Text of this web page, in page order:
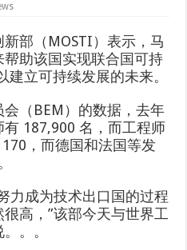
新部（MOSTI）表示，马
助该国实现联合国可持
建立可持续发展的未来。
（BEM）的数据，去年
187,900 名，而工程师
，而德国和法国等发
力成为技术出口国的过程
高，”该部今天与世界工
。。